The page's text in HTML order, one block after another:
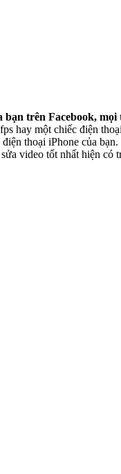
trên Facebook,
vị hơn nữa bằng cách chỉnh sửa và
video tốt nhất hiện có